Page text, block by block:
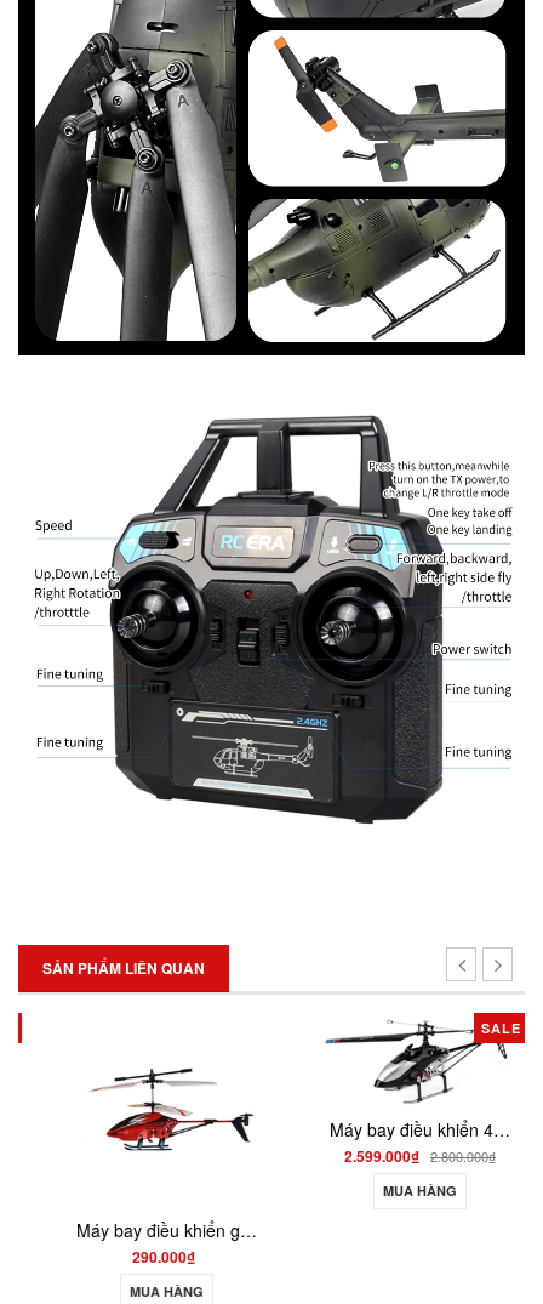
SẢN PHẨM LIÊN QUAN
Máy bay điều khiển giá rẻ 3 kênh có sạc usb 18cm helicopter H350
290.000₫
MUA HÀNG
SALE
Máy bay điều khiển 4 kênh v913-1 helicopter giữ độ cao
2.599.000₫ 2.800.000₫
MUA HÀNG